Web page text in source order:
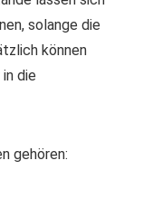
solange die
können
die
gehören: